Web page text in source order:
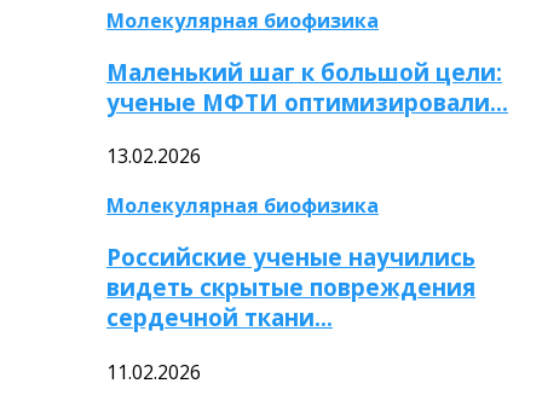
Молекулярная биофизика
Маленький шаг к большой цели:
ученые МФТИ оптимизировали…
13.02.2026
Молекулярная биофизика
Российские ученые научились
видеть скрытые повреждения
сердечной ткани…
11.02.2026